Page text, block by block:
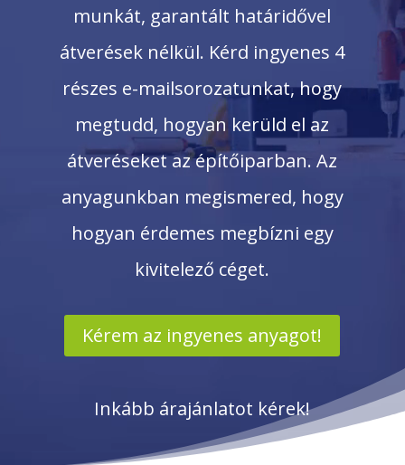
munkát, garantált határidővel
átverések nélkül. Kérd ingyenes 4
részes e-mailsorozatunkat, hogy
megtudd, hogyan kerüld el az
átveréseket az építőiparban. Az
anyagunkban megismered, hogy
hogyan érdemes megbízni egy
kivitelező céget.
Kérem az ingyenes anyagot!
Inkább árajánlatot kérek!